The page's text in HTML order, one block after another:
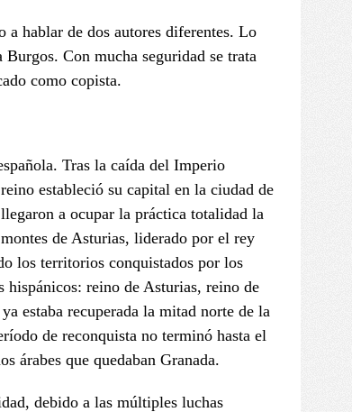
a hablar de dos autores diferentes. Lo
Con mucha seguridad se trata
como copista.
Tras la caída del Imperio
estableció su capital en la ciudad de
a ocupar la práctica totalidad la
de Asturias, liderado por el rey
los territorios conquistados por los
hispánicos: reino de Asturias, reino de
estaba recuperada la mitad norte de la
de reconquista no terminó hasta el
árabes que quedaban Granada.
debido a las múltiples luchas